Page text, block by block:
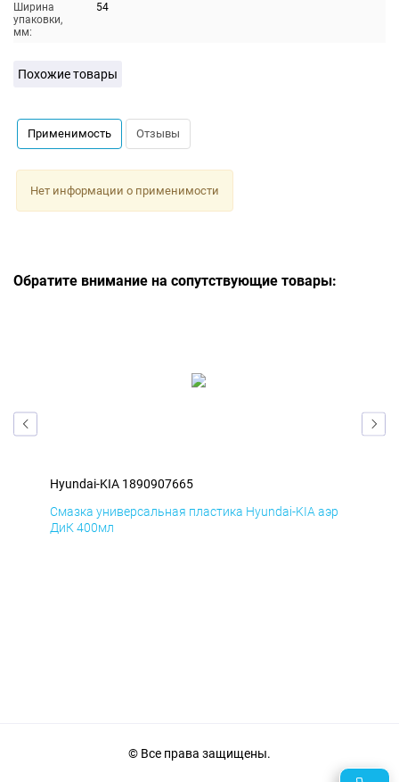
Ширина
упаковки,
мм:
54
Похожие товары
Применимость Отзывы
Нет информации о применимости
Обратите внимание на сопутствующие товары:
Hyundai-KIA 1890907665
Смазка универсальная пластика Hyundai-KIA аэр
ДиК 400мл
© Все права защищены.